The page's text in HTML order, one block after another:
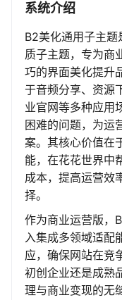
系统介绍
B2美化通用子主
质子主题，专为商
巧的界面美化提升
于音频分享、资源
业官网等多种应用
困难的问题，为运
案。其核心价值在
能，在花花世界中
成本，提高运营效
择。
作为商业运营版，
入集成多领域适配
应，确保网站在竞
初创企业还是成熟
理与商业变现的无